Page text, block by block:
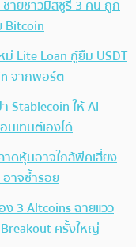
ายชาวมิสซูรี 3 คน ถูก
Bitcoin
ม่ Lite Loan กู้ยืม USDT
จากพอร์ต
Stablecoin ให้ AI
นเทนต์เองได้
ดหุ้นอาจใกล้พีคเสี่ยง
าจซ้ำรอย
ง 3 Altcoins ฉายแวว
ครั้งใหญ่